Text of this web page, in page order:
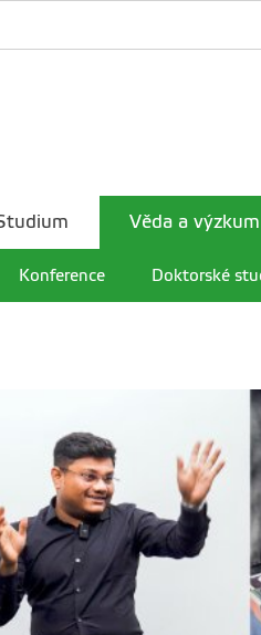
Věda a výzkum
Konference Doktorské